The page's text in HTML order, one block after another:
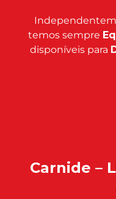
temos sempre
disponíveis para
Carnide –